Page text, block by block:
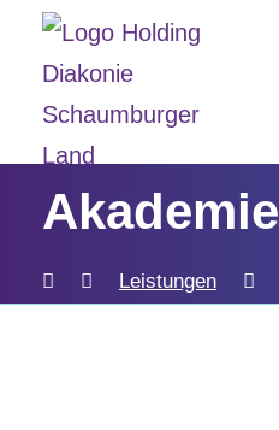
Akademie
Leistungen